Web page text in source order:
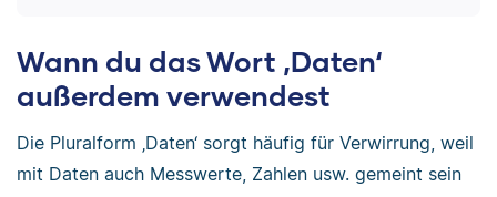
Wann du das Wort ‚Daten‘
außerdem verwendest
Die Pluralform ‚Daten‘ sorgt häufig für Verwirrung, weil
mit Daten auch Messwerte, Zahlen usw. gemeint sein